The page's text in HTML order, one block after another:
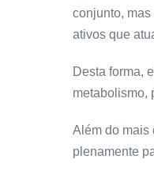
conjunto,
ativos que
Desta forma,
metabolismo,
Além do mais
plenamente